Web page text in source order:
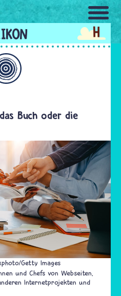
H
Buch oder die
Getty Images
und Chefs von Webseiten,
Internetprojekten und